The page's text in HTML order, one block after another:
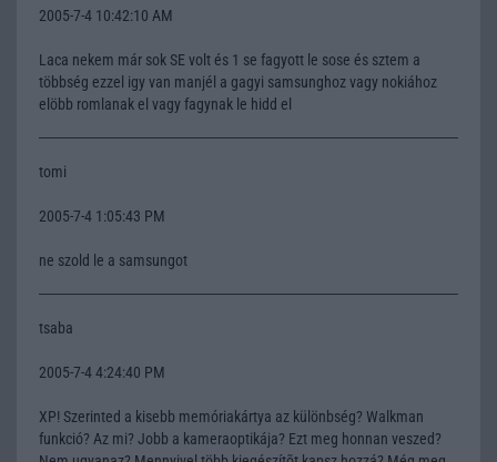
2005-7-4 10:42:10 AM
Laca nekem már sok SE volt és 1 se fagyott le sose és sztem a
többség ezzel igy van manjél a gagyi samsunghoz vagy nokiához
elöbb romlanak el vagy fagynak le hidd el
tomi
2005-7-4 1:05:43 PM
ne szold le a samsungot
tsaba
2005-7-4 4:24:40 PM
XP! Szerinted a kisebb memóriakártya az különbség? Walkman
funkció? Az mi? Jobb a kameraoptikája? Ezt meg honnan veszed?